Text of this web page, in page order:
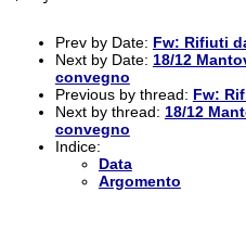
Prev by Date: Fw: Rifiuti
Next by Date: 18/12
convegno
Previous by thread: Fw:
Next by thread: 18/12
convegno
Indice:
Data
Argomento